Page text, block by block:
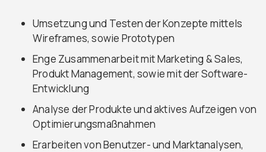
Umsetzung und Testen der Konzepte mittels
Wireframes, sowie Prototypen
Enge Zusammenarbeit mit Marketing & Sales,
Produkt Management, sowie mit der Software-
Entwicklung
Analyse der Produkte und aktives Aufzeigen von
Optimierungsmaßnahmen
Erarbeiten von Benutzer- und Marktanalysen,